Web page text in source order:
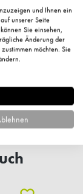
und Ihnen ein
unserer Seite
Sie einsehen,
Änderung der
möchten. Sie